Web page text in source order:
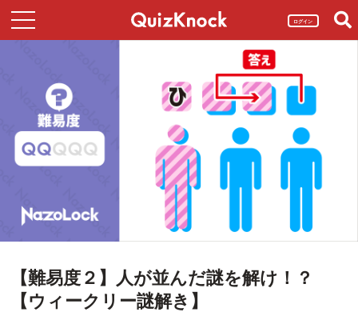
ログイン
【難易度２】人が並んだ謎を解け！？
【ウィークリー謎解き】